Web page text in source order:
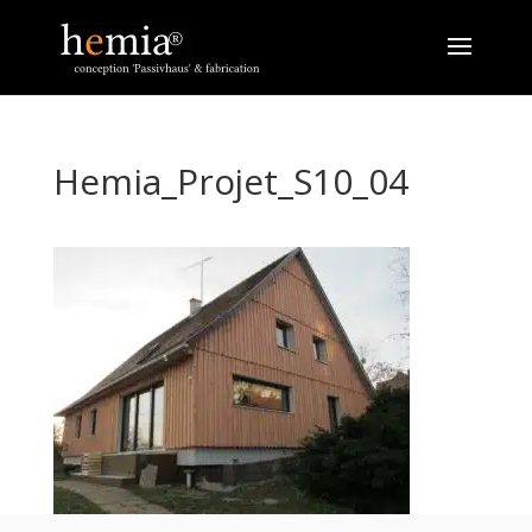
Hemia_Projet_S10_04